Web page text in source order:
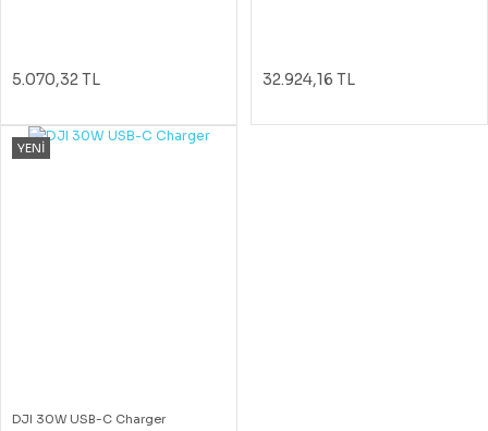
5.070,32 TL 32.924,16 TL
YENİ
DJI 30W USB-C Charger